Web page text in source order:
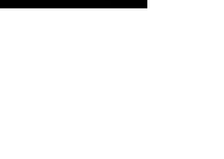
Aブロック公式戦